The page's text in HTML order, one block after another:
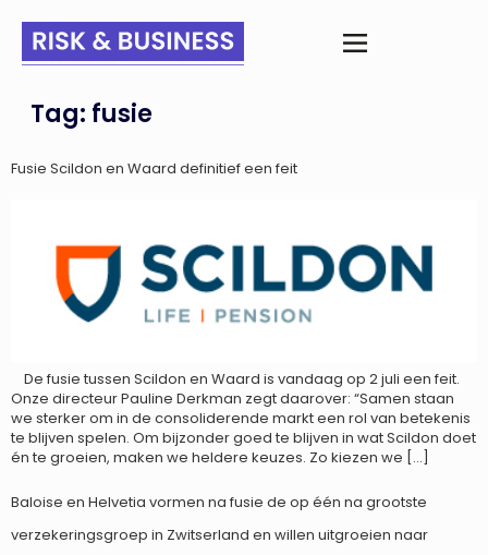
Tag: fusie
Fusie Scildon en Waard definitief een feit
De fusie tussen Scildon en Waard is vandaag op 2 juli een feit.
Onze directeur Pauline Derkman zegt daarover: “Samen staan
we sterker om in de consoliderende markt een rol van betekenis
te blijven spelen. Om bijzonder goed te blijven in wat Scildon doet
én te groeien, maken we heldere keuzes. Zo kiezen we […]
Baloise en Helvetia vormen na fusie de op één na grootste
verzekeringsgroep in Zwitserland en willen uitgroeien naar